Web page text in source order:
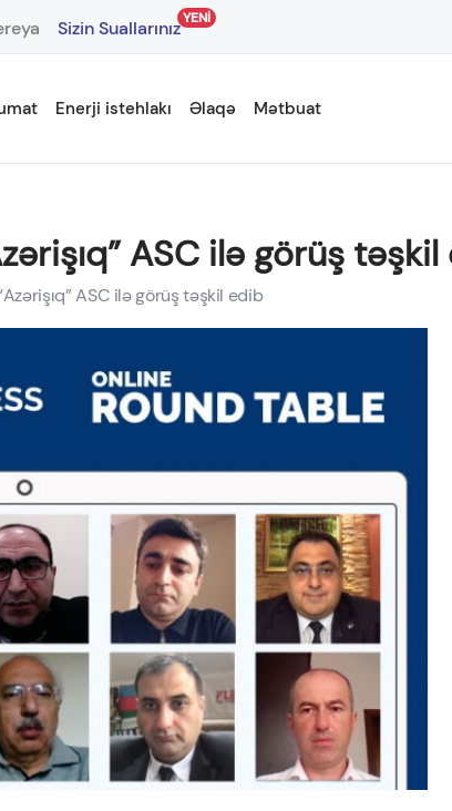
Sizin SuallarınızYENİ
Enerji istehlakı Əlaqə Mətbuat
ASC ilə görüş
ASC ilə görüş təşkil edib